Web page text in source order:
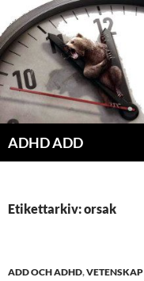
Hoppa
till
innehåll
ADHD ADD
Etikettarkiv: orsak
ADD OCH ADHD,VETENSKAP